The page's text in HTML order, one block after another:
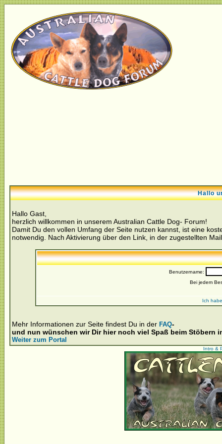
Hallo
Hallo Gast,
herzlich willkommen in unserem Australian Cattle Dog- Forum!
Damit Du den vollen Umfang der Seite nutzen kannst, ist eine
notwendig. Nach Aktivierung über den Link, in der zugestellten
Benutzername:
Bei jedem
Ich
Mehr Informationen zur Seite findest Du in der FAQ-
und nun wünschen wir Dir hier noch viel Spaß beim Stöbern
Weiter zum Portal
Intro &